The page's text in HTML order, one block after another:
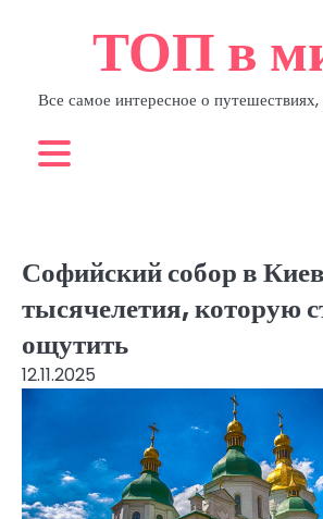
ТОП в
Все самое интересное о
Софийский собор в
тысячелетия, которую
ощутить
12.11.2025